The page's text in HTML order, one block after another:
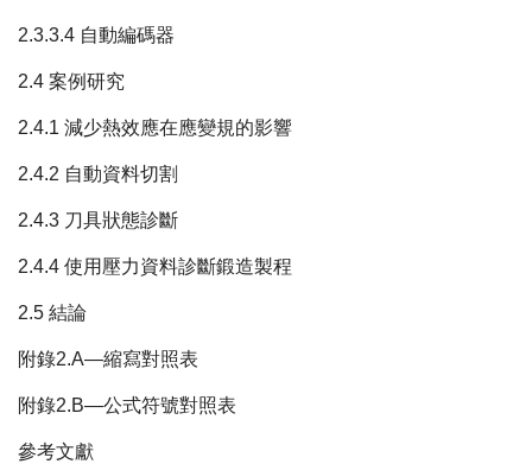
2.3.3.4 自動編碼器
2.4 案例研究
2.4.1 減少熱效應在應變規的影響
2.4.2 自動資料切割
2.4.3 刀具狀態診斷
2.4.4 使用壓力資料診斷鍛造製程
2.5 結論
附錄2.A—縮寫對照表
附錄2.B—公式符號對照表
參考文獻